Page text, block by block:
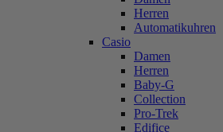
Herren
Automatikuhren
Casio
Damen
Herren
Baby-G
Collection
Pro-Trek
Edifice